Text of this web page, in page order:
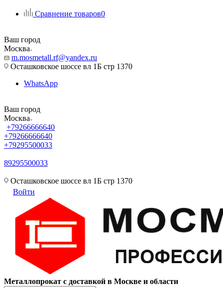
Сравнение товаров0
Ваш город
Москва
m.mosmetall.rf@yandex.ru
Осташковское шоссе вл 1Б стр 1370
WhatsApp
Ваш город
Москва
+79266666640
+79266666640
+79295500033
89295500033
Осташковское шоссе вл 1Б стр 1370
Войти
Металлопрокат с доставкой в Москве и области